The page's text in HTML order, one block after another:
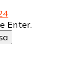
Enter.